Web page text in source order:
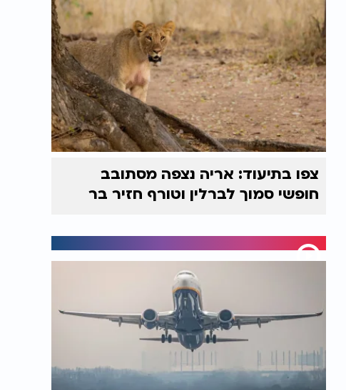
צפו בתיעוד: אריה נצפה מסתובב
חופשי סמוך לברלין וטורף חזיר בר